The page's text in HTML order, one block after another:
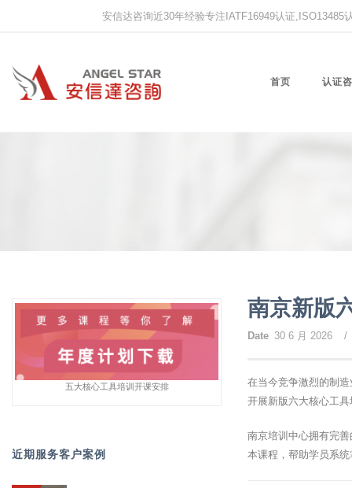
安信达咨询近30年经验专注IATF16949认证
首页 认证
南京新版
Date 30 6 月 2026 /
在当今竞争激烈的制
开展新版六大核心工
南京培训中心拥有完
本课程，帮助学员系
五大核心工具培训开课安排
近期服务客户案例